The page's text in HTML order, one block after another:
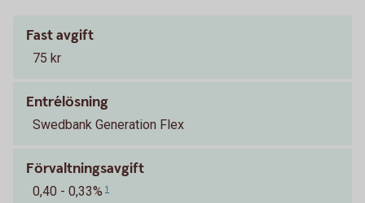
Fast avgift
75 kr
Entrélösning
Swedbank Generation Flex
Förvaltningsavgift
0,40 - 0,33% 1